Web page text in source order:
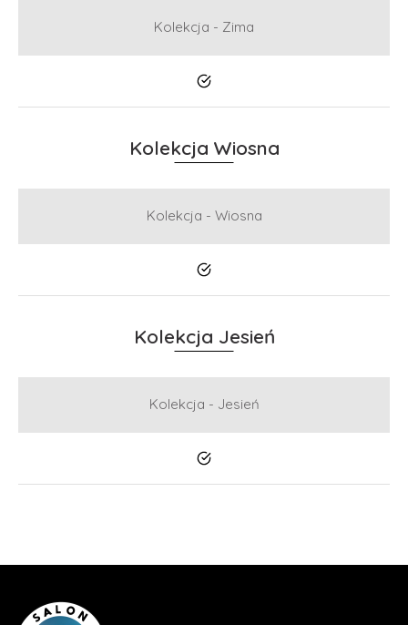
Kolekcja - Zima
Tak
Kolekcja Wiosna
Kolekcja - Wiosna
Tak
Kolekcja Jesień
Kolekcja - Jesień
Tak